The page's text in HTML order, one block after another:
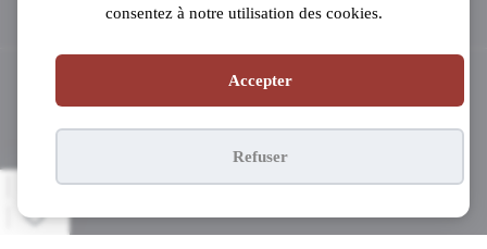
consentez à notre utilisation des cookies.
Accepter
Refuser
Copyright © 2026 - Pianos Parisot